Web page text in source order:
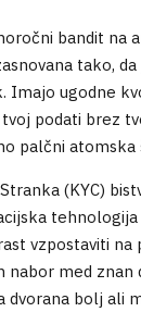
bandit na
tako,
ugodne
podati brez
palčni atomska
(KYC)
vzpostaviti
med znan
dvorana bolj ali